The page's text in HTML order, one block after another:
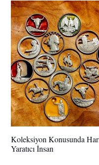
Koleksiyon Konusunda
Yaratıcı İnsan